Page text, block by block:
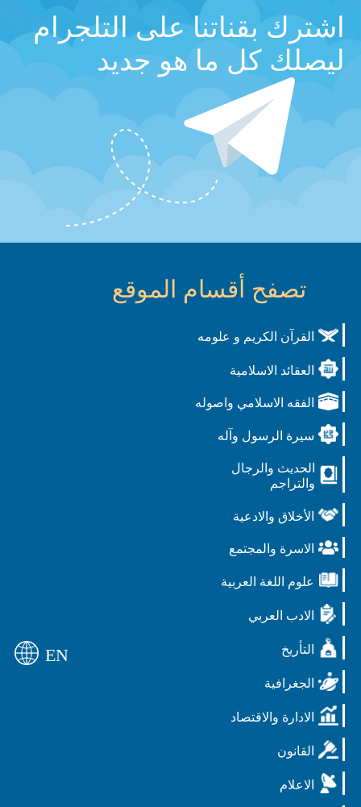
اشترك بقناتنا على التلجرام
ليصلك كل ما هو جديد
تصفح أقسام الموقع
القرآن الكريم و علومه
العقائد الاسلامية
الفقه الاسلامي واصوله
سيرة الرسول وآله
الحديث والرجال
والتراجم
الأخلاق والادعية
الاسرة والمجتمع
علوم اللغة العربية
الادب العربي
التأريخ
الجغرافية
الادارة والاقتصاد
القانون
الاعلام
EN